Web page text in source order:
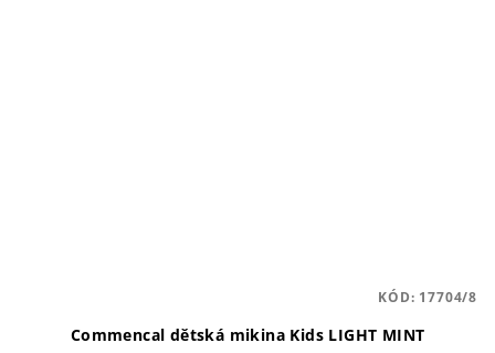
Commencal dětská mikina Kids LIGHT MINT
KÓD: 17704/8